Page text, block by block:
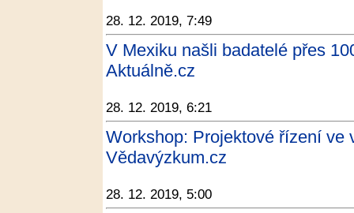
28. 12. 2019, 7:49
V Mexiku našli badatelé přes
Aktuálně.cz
28. 12. 2019, 6:21
Workshop: Projektové řízení ve
Vědavýzkum.cz
28. 12. 2019, 5:00